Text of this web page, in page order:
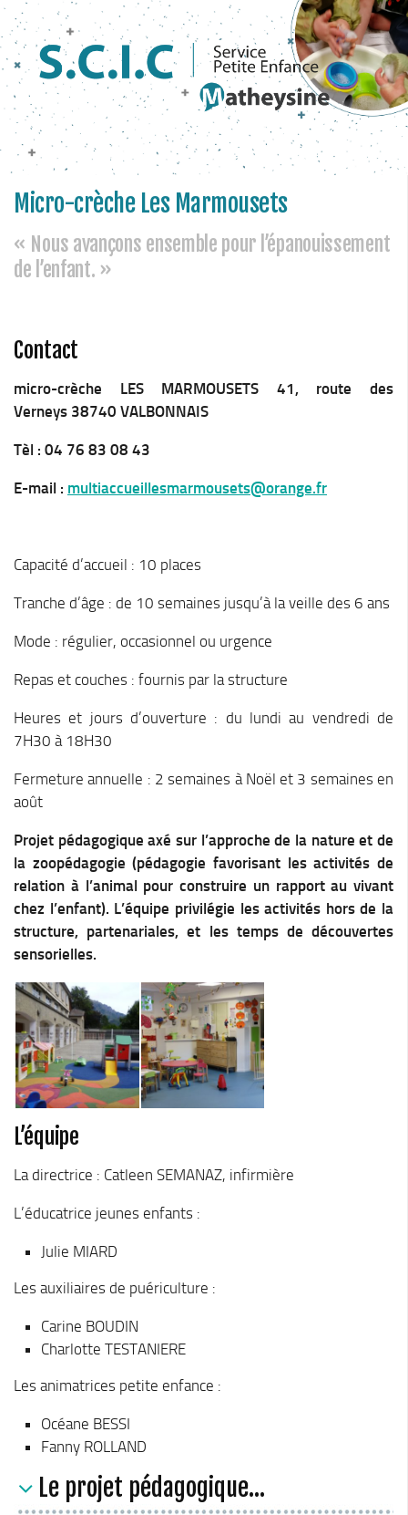
Micro-crèche Les Marmousets
« Nous avançons ensemble pour l’épanouissement
de l’enfant. »
Contact
micro-crèche LES MARMOUSETS 41, route des
Verneys 38740 VALBONNAIS
Tèl : 04 76 83 08 43
E-mail : multiaccueillesmarmousets@orange.fr
Capacité d’accueil : 10 places
Tranche d’âge : de 10 semaines jusqu’à la veille des 6 ans
Mode : régulier, occasionnel ou urgence
Repas et couches : fournis par la structure
Heures et jours d’ouverture : du lundi au vendredi de
7H30 à 18H30
Fermeture annuelle : 2 semaines à Noël et 3 semaines en
août
Projet pédagogique axé sur l’approche de la nature et de
la zoopédagogie (pédagogie favorisant les activités de
relation à l’animal pour construire un rapport au vivant
chez l’enfant). L’équipe privilégie les activités hors de la
structure, partenariales, et les temps de découvertes
sensorielles.
L’équipe
La directrice : Catleen SEMANAZ, infirmière
L’éducatrice jeunes enfants :
Julie MIARD
Les auxiliaires de puériculture :
Carine BOUDIN
Charlotte TESTANIERE
Les animatrices petite enfance :
Océane BESSI
Fanny ROLLAND
Le projet pédagogique...